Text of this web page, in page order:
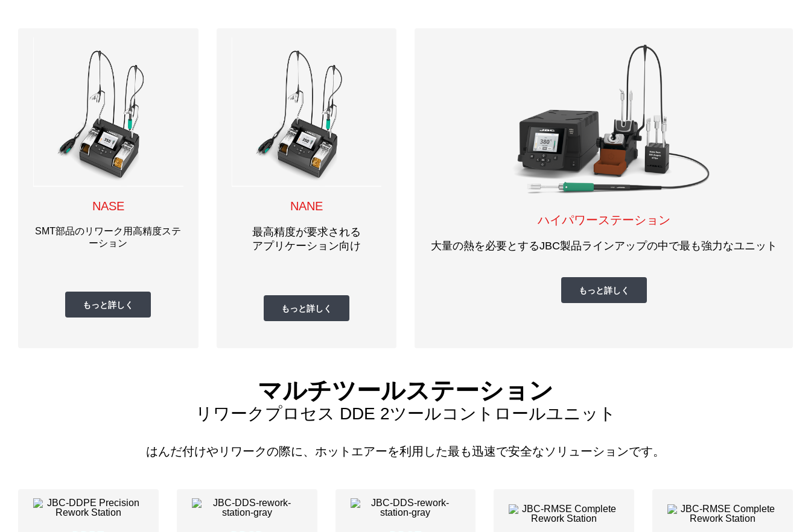
NASE
SMT部品のリワーク用高精度ステ
ーション
もっと詳しく
NANE
最高精度が要求される
アプリケーション向け
もっと詳しく
ハイパワーステーション
大量の熱を必要とするJBC製品ラインアップの中で最も強力なユニット
もっと詳しく
マルチツールステーション
リワークプロセス DDE 2ツールコントロールユニット
はんだ付けやリワークの際に、ホットエアーを利用した最も迅速で安全なソリューションです。